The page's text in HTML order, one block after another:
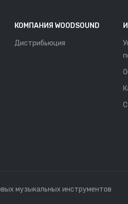
КОМПАНИЯ WOODSOUND
Дистрибьюция
музыкальных инструментов